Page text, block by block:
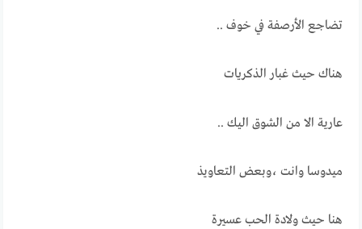
تضاجع الأرصفة في خوف ..
هناك حيث غبار الذكريات
عارية الا من الشوق اليك ..
ميدوسا وانت ،وبعض التعاويذ
هنا حيث ولادة الحب عسيرة